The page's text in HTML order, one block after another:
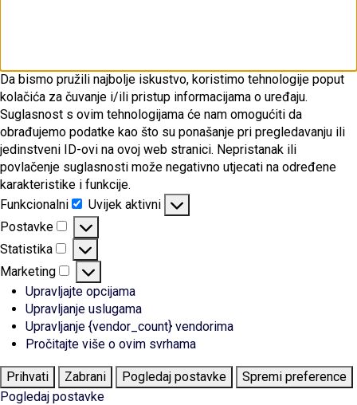
Da bismo pružili najbolje iskustvo, koristimo tehnologije poput
kolačića za čuvanje i/ili pristup informacijama o uređaju.
Suglasnost s ovim tehnologijama će nam omogućiti da
obrađujemo podatke kao što su ponašanje pri pregledavanju ili
jedinstveni ID-ovi na ovoj web stranici. Nepristanak ili
povlačenje suglasnosti može negativno utjecati na određene
karakteristike i funkcije.
Funkcionalni
Funkcionalni
Uvijek aktivni
Postavke
Postavke
Statistika
Statistika
Marketing
Marketing
Upravljajte opcijama
Upravljanje uslugama
Upravljanje {vendor_count} vendorima
Pročitajte više o ovim svrhama
Prihvati Zabrani Pogledaj postavke
Spremi preference
Pogledaj postavke